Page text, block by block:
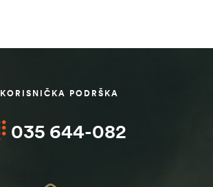
KORISNIČKA PODRŠKA
035 644-082